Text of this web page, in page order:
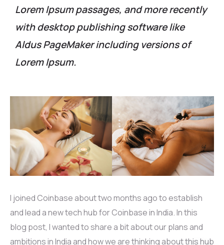
Lorem Ipsum passages, and more recently
with desktop publishing software like
Aldus PageMaker including versions of
Lorem Ipsum.
I joined Coinbase about two months ago to establish
and lead a new tech hub for Coinbase in India. In this
blog post, I wanted to share a bit about our plans and
ambitions in India and how we are thinking about this hub